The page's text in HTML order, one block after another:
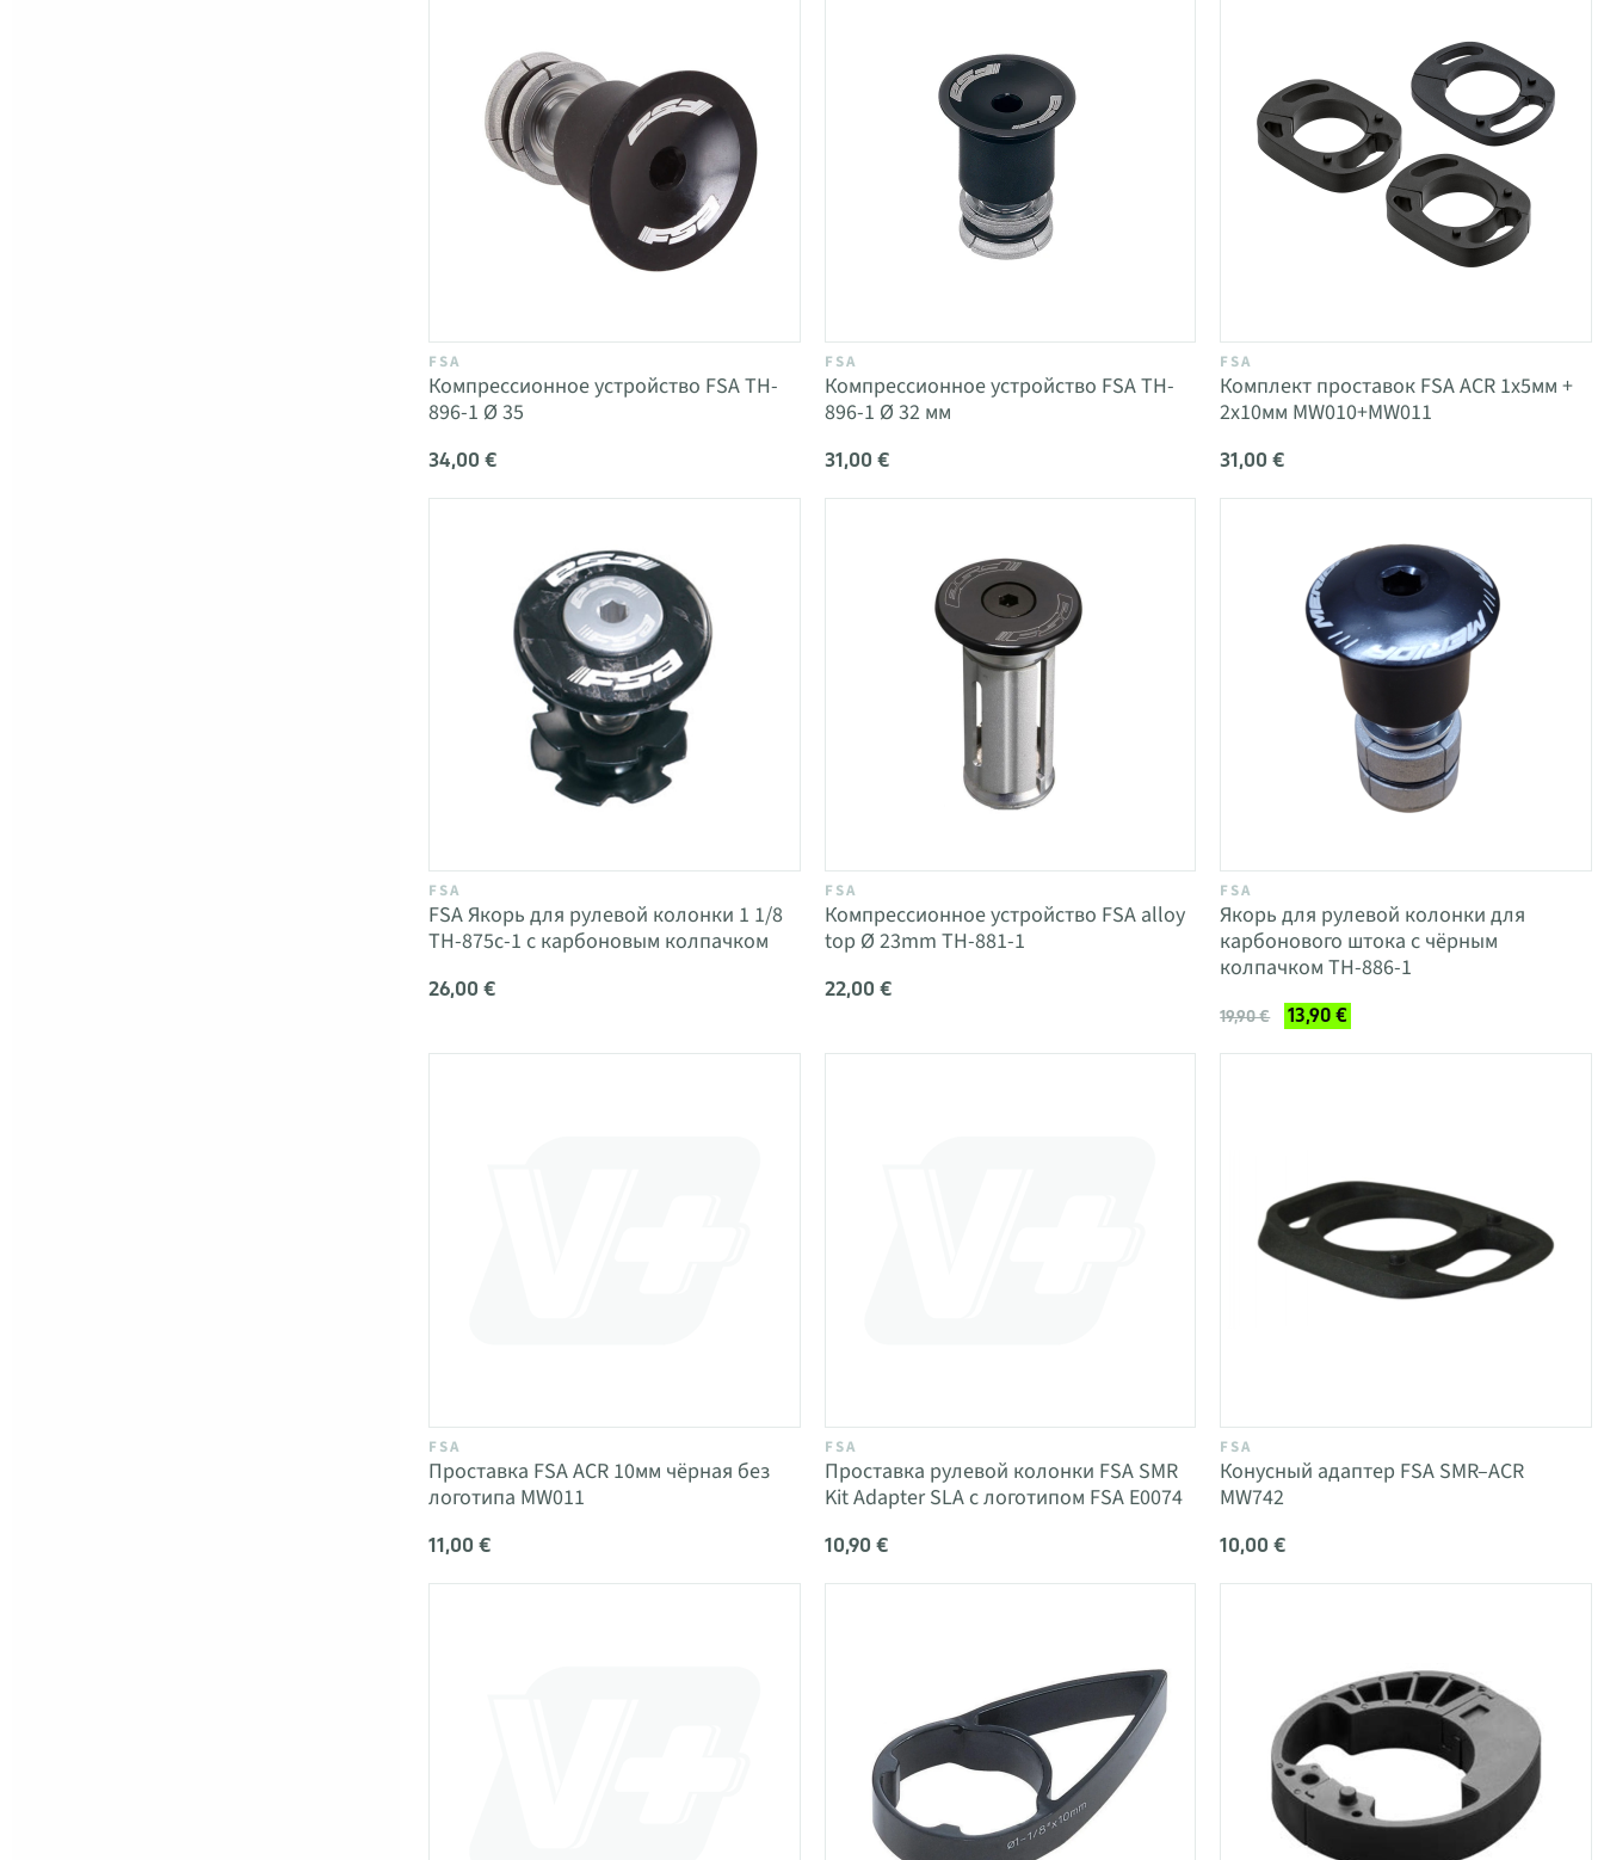
FSA
Компрессионное устройство FSA TH-
896-1 Ø 35
34,00 €
FSA
Компрессионное устройство FSA TH-
896-1 Ø 32 мм
31,00 €
FSA
Комплект проставок FSA ACR 1x5мм +
2x10мм MW010+MW011
31,00 €
FSA
FSA Якорь для рулевой колонки 1 1/8
TH-875c-1 с карбоновым колпачком
26,00 €
FSA
Компрессионное устройство FSA alloy
top Ø 23mm TH-881-1
22,00 €
FSA
Якорь для рулевой колонки для
карбонового штока с чёрным
колпачком TH-886-1
19,90 € 13,90 €
FSA
Проставка FSA ACR 10мм чёрная без
логотипа MW011
11,00 €
FSA
Проставка рулевой колонки FSA SMR
Kit Adapter SLA с логотипом FSA E0074
10,90 €
FSA
Конусный адаптер FSA SMR–ACR
MW742
10,00 €